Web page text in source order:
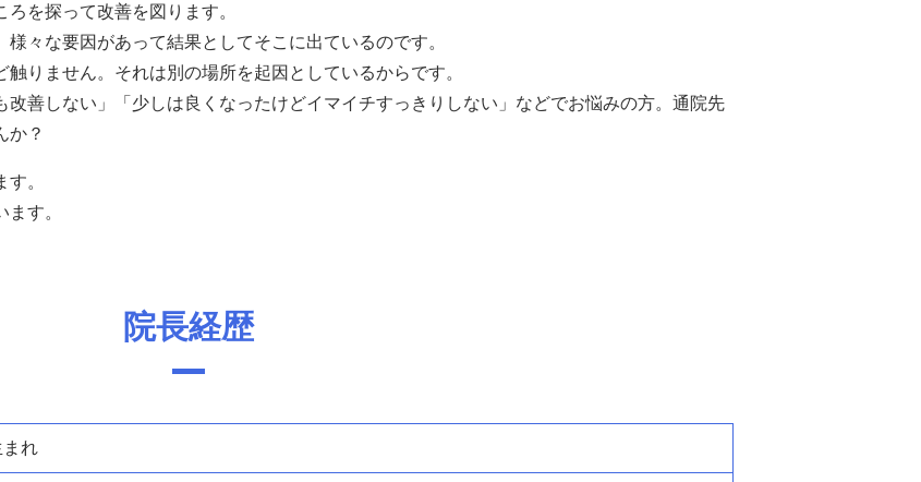
を探って改善を図ります。
々な要因があって結果としてそこに出ているのです。
りません。それは別の場所を起因としているからです。
改善しない」「少しは良くなったけどイマイチすっきりしない」などでお悩みの方。通院先
か？
。
す。
院長経歴
まれ